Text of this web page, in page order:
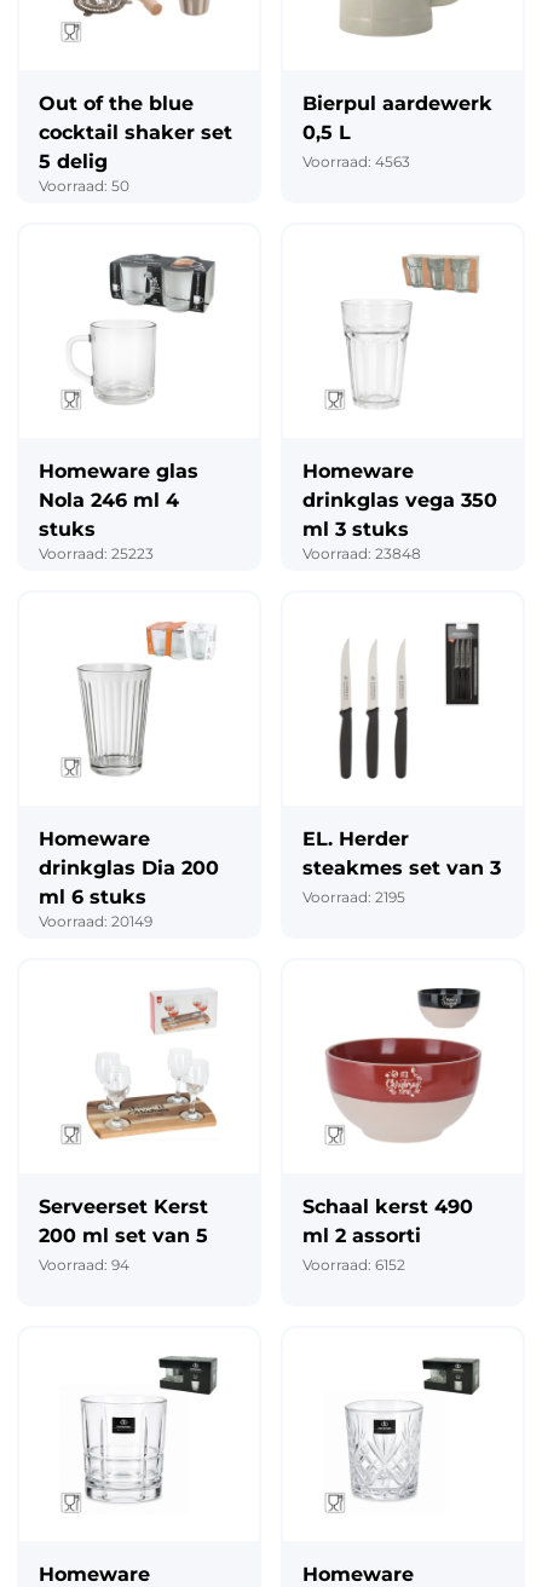
Out of the blue
cocktail shaker set
5 delig
Voorraad: 50
Bierpul aardewerk
0,5 L
Voorraad: 4563
Homeware glas
Nola 246 ml 4
stuks
Voorraad: 25223
Homeware
drinkglas vega 350
ml 3 stuks
Voorraad: 23848
Homeware
drinkglas Dia 200
ml 6 stuks
Voorraad: 20149
EL. Herder
steakmes set van 3
Voorraad: 2195
Serveerset Kerst
200 ml set van 5
Voorraad: 94
Schaal kerst 490
ml 2 assorti
Voorraad: 6152
Homeware
Homeware